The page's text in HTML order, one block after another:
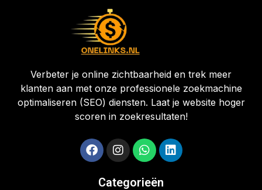
Verbeter je online zichtbaarheid en trek meer
klanten aan met onze professionele zoekmachine
optimaliseren (SEO) diensten. Laat je website hoger
scoren in zoekresultaten!
Categorieën